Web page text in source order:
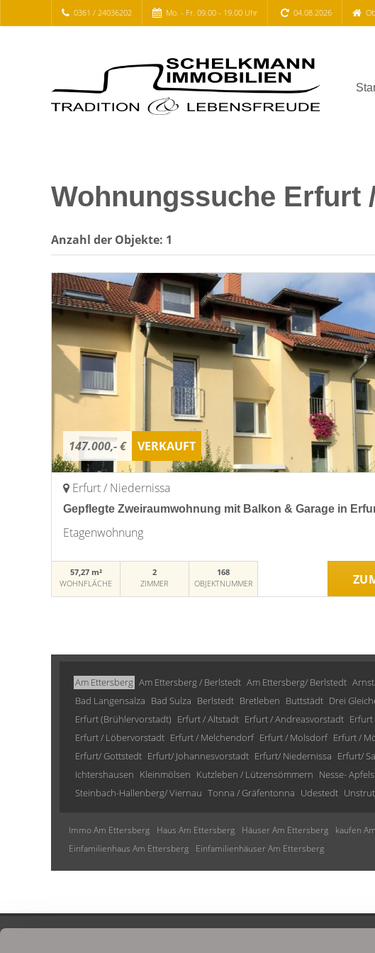
0361 / 24036202 Mo. - Fr. 09.00 - 19.00 Uhr 04.08.2026
Wohnungssuche Erfurt
Anzahl der Objekte: 1
147.000,- € VERKAUFT
Erfurt / Niedernissa
Gepflegte Zweiraumwohnung mit Balkon & Garage in
Etagenwohnung
57,27 m²
WOHNFLÄCHE
2
ZIMMER
168
OBJEKTNUMMER
Am Ettersberg Am Ettersberg / Berlstedt Am Ettersberg/ Berlstedt
Bad Langensalza Bad Sulza Berlstedt Bretleben Buttstädt Drei
Erfurt (Brühlervorstadt) Erfurt / Altstadt Erfurt / Andreasvorstadt
Erfurt / Löbervorstadt Erfurt / Melchendorf Erfurt / Molsdorf Erfurt /
Erfurt/ Gottstedt Erfurt/ Johannesvorstadt Erfurt/ Niedernissa Erfurt/
Ichtershausen Kleinmölsen Kutzleben / Lützensömmern Nesse-
Steinbach-Hallenberg/ Viernau Tonna / Gräfentonna Udestedt
Immo Am Ettersberg Haus Am Ettersberg Häuser Am Ettersberg kaufen
Einfamilienhaus Am Ettersberg
Einfamilienhäuser Am Ettersberg